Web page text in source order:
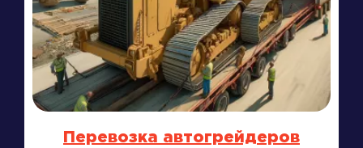
Перевозка автогрейдеров